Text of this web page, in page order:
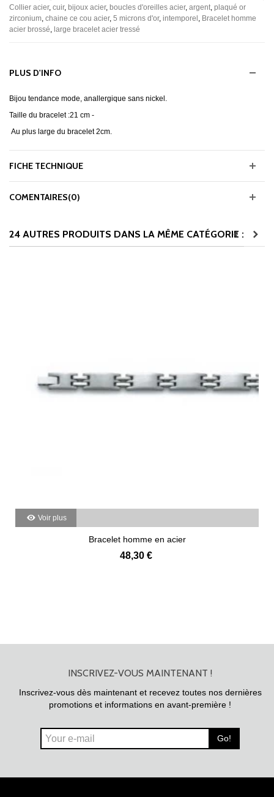
Collier acier, cuir, bijoux acier, boucles d'oreilles acier, argent, plaqué or
zirconium, chaine ce cou acier, 5 microns d'or, intemporel , Bracelet homme
acier brossé, large bracelet acier tressé
PLUS D'INFO
Bijou tendance mode, anallergique sans nickel.
Taille du bracelet :21 cm -
Au plus large du bracelet 2cm.
FICHE TECHNIQUE
COMENTAIRES(0)
24 AUTRES PRODUITS DANS LA MÊME CATÉGORIE :
Voir plus
Bracelet homme en acier
48,30 €
INSCRIVEZ-VOUS MAINTENANT !
Inscrivez-vous dès maintenant et recevez toutes nos dernières
promotions et informations en avant-première !
Go!